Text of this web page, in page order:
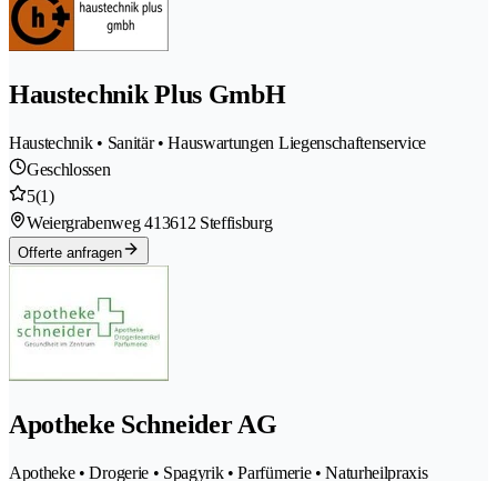
Haustechnik Plus GmbH
Haustechnik • Sanitär • Hauswartungen Liegenschaftenservice
Geschlossen
5(1)
Weiergrabenweg 413612 Steffisburg
Offerte anfragen
Apotheke Schneider AG
Apotheke • Drogerie • Spagyrik • Parfümerie • Naturheilpraxis